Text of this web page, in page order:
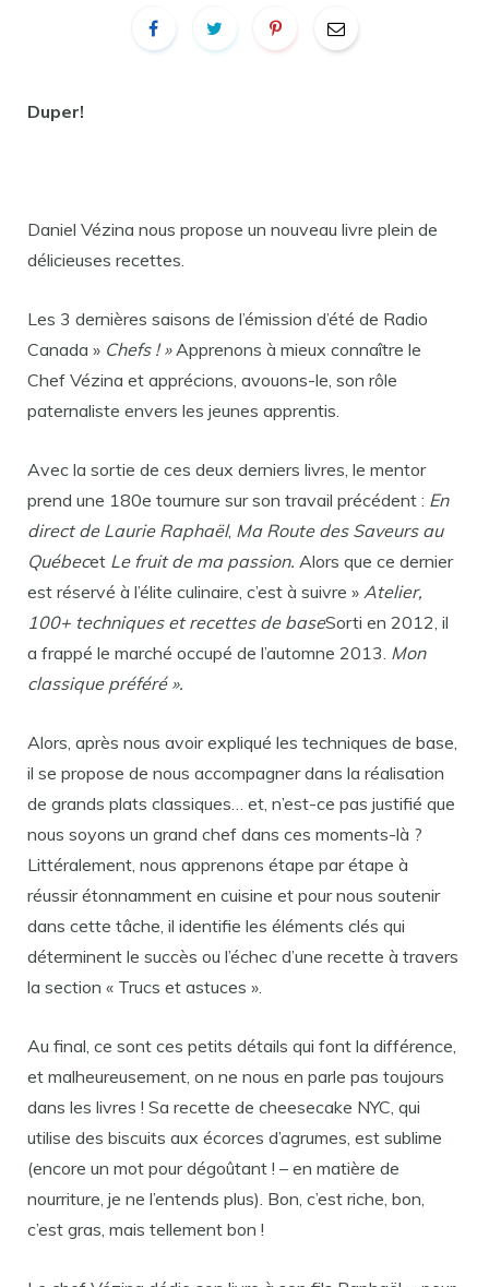
Duper!
Daniel Vézina nous propose un nouveau livre plein de
délicieuses recettes.
Les 3 dernières saisons de l’émission d’été de Radio
Canada » Chefs ! »Apprenons à mieux connaître le
Chef Vézina et apprécions, avouons-le, son rôle
paternaliste envers les jeunes apprentis.
Avec la sortie de ces deux derniers livres, le mentor
prend une 180e tournure sur son travail précédent : En
direct de Laurie Raphaël, Ma Route des Saveurs au
Québecet Le fruit de ma passion. Alors que ce dernier
est réservé à l’élite culinaire, c’est à suivre » Atelier,
100+ techniques et recettes de baseSorti en 2012, il
a frappé le marché occupé de l’automne 2013. Mon
classique préféré ».
Alors, après nous avoir expliqué les techniques de base,
il se propose de nous accompagner dans la réalisation
de grands plats classiques… et, n’est-ce pas justifié que
nous soyons un grand chef dans ces moments-là ?
Littéralement, nous apprenons étape par étape à
réussir étonnamment en cuisine et pour nous soutenir
dans cette tâche, il identifie les éléments clés qui
déterminent le succès ou l’échec d’une recette à travers
la section « Trucs et astuces ».
Au final, ce sont ces petits détails qui font la différence,
et malheureusement, on ne nous en parle pas toujours
dans les livres ! Sa recette de cheesecake NYC, qui
utilise des biscuits aux écorces d’agrumes, est sublime
(encore un mot pour dégoûtant ! – en matière de
nourriture, je ne l’entends plus). Bon, c’est riche, bon,
c’est gras, mais tellement bon !